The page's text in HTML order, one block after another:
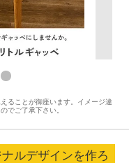
ることが御座います。イメージ違
でご了承下さい。
ルデザインを作ろ